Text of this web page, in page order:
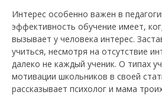
Интерес особенно важен в
эффективность обучение имеет,
вызывает у человека интерес.
учиться, несмотря на отсутствие
далеко не каждый ученик. О типах
мотивации школьников в своей
рассказывает психолог и мама